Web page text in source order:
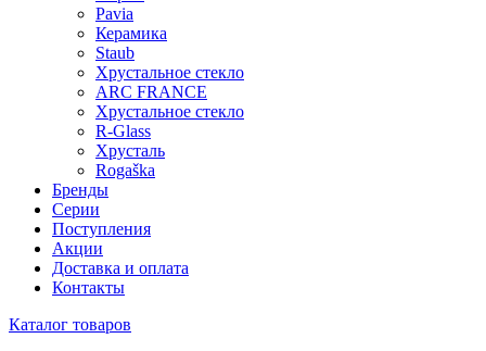
Pavia
Керамика
Staub
Хрустальное стекло
ARC FRANCE
Хрустальное стекло
R-Glass
Хрусталь
Rogaška
Бренды
Серии
Поступления
Акции
Доставка и оплата
Контакты
Каталог товаров